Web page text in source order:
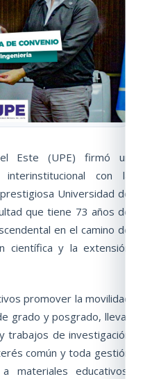
Este (UPE) firmó un
con la
Universidad de
que tiene 73 años de
en el camino de
científica y la extensión
promover la movilidad
grado y posgrado, llevar
de investigación
común y toda gestión
materiales educativos,